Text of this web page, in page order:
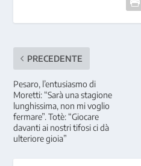
PRECEDENTE
Pesaro, l’entusiasmo di
Moretti: “Sarà una stagione
lunghissima, non mi voglio
fermare”. Totè: “Giocare
davanti ai nostri tifosi ci dà
ulteriore gioia”